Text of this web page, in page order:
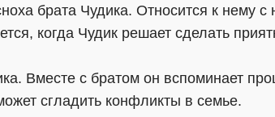
брата Чудика. Относится к нему
когда Чудик решает сделать
Вместе с братом он вспоминает
сгладить конфликты в семье.